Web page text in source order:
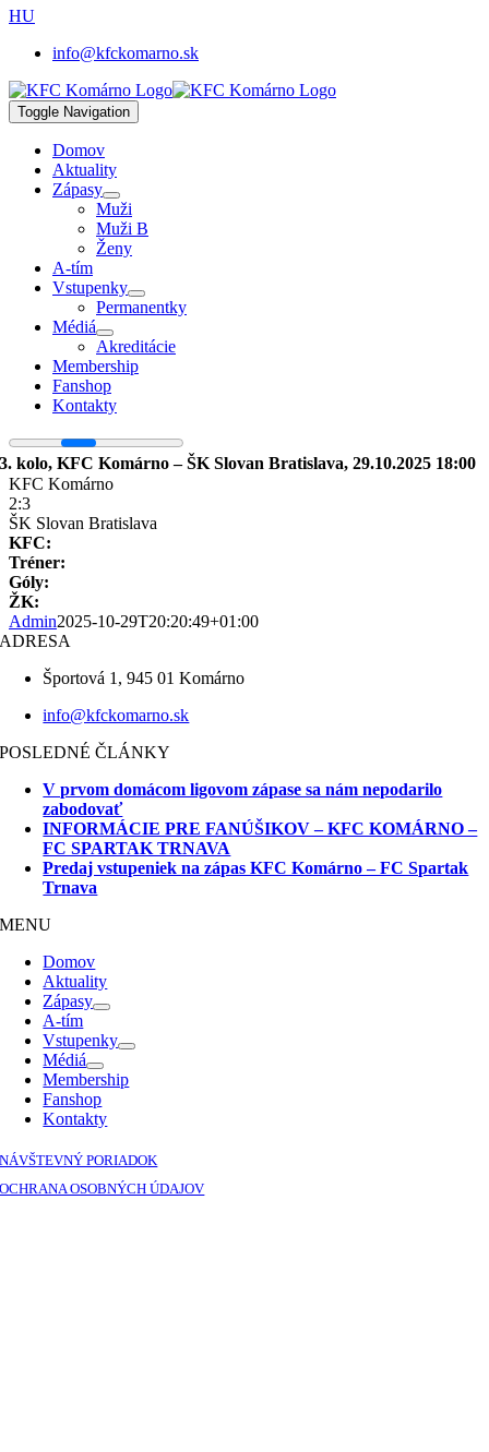
HU
info@kfckomarno.sk
Toggle Navigation
Domov
Aktuality
Zápasy
Muži
Muži B
Ženy
A-tím
Vstupenky
Permanentky
Médiá
Akreditácie
Membership
Fanshop
Kontakty
3. kolo, KFC Komárno – ŠK Slovan Bratislava, 29.10.2025 18:00
KFC Komárno
2:3
ŠK Slovan Bratislava
KFC:
Tréner:
Góly:
ŽK:
Admin2025-10-29T20:20:49+01:00
ADRESA
Športová 1, 945 01 Komárno
info@kfckomarno.sk
POSLEDNÉ ČLÁNKY
V prvom domácom ligovom zápase sa nám nepodarilo
zabodovať
INFORMÁCIE PRE FANÚŠIKOV – KFC KOMÁRNO –
FC SPARTAK TRNAVA
Predaj vstupeniek na zápas KFC Komárno – FC Spartak
Trnava
MENU
Domov
Aktuality
Zápasy
A-tím
Vstupenky
Médiá
Membership
Fanshop
Kontakty
NÁVŠTEVNÝ PORIADOK
OCHRANA OSOBNÝCH ÚDAJOV